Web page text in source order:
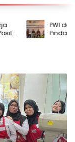
PWI dan
Pindar dan
Ilegal